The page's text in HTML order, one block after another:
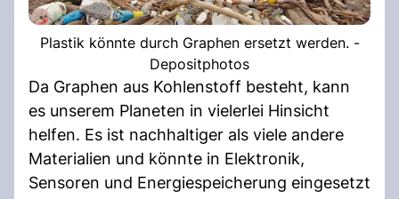
Plastik könnte durch Graphen ersetzt werden. -
Depositphotos
Da Graphen aus Kohlenstoff besteht, kann
es unserem Planeten in vielerlei Hinsicht
helfen. Es ist nachhaltiger als viele andere
Materialien und könnte in Elektronik,
Sensoren und Energiespeicherung eingesetzt